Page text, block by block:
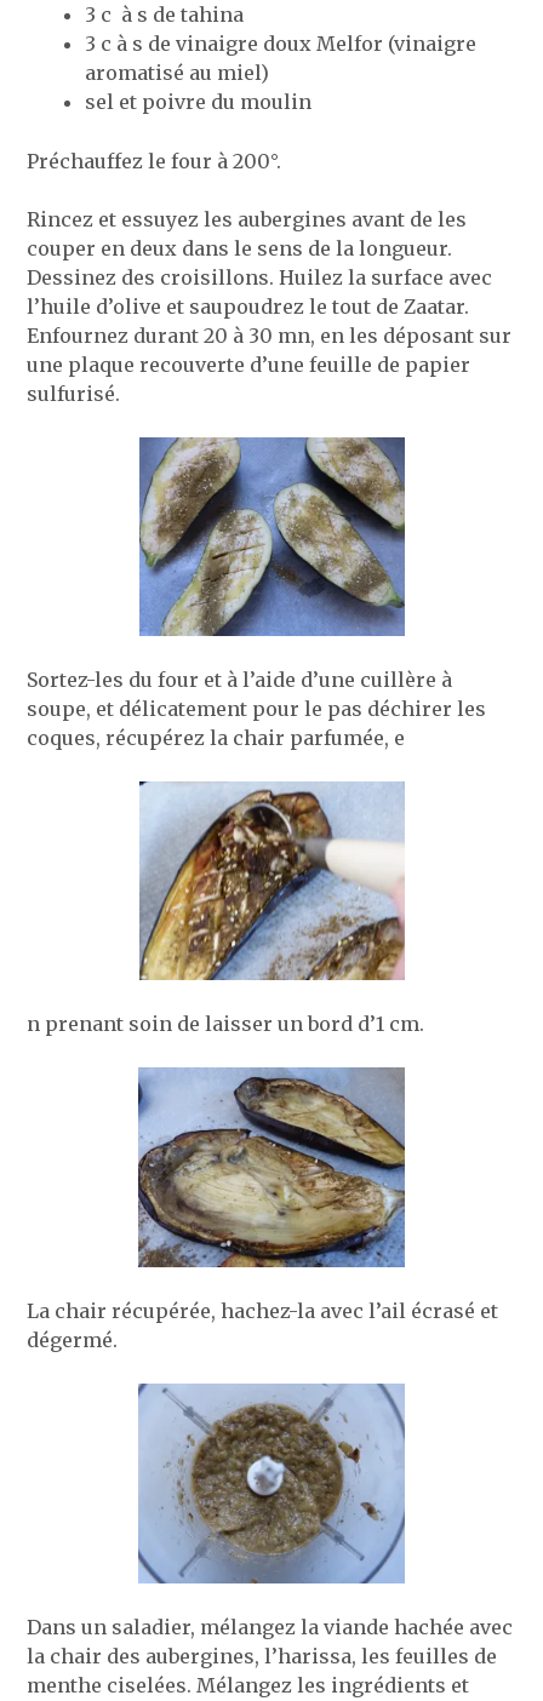
3 c à s de tahina
3 c à s de vinaigre doux Melfor (vinaigre
aromatisé au miel)
sel et poivre du moulin
Préchauffez le four à 200°.
Rincez et essuyez les aubergines avant de les
couper en deux dans le sens de la longueur.
Dessinez des croisillons. Huilez la surface avec
l’huile d’olive et saupoudrez le tout de Zaatar.
Enfournez durant 20 à 30 mn, en les déposant sur
une plaque recouverte d’une feuille de papier
sulfurisé.
Sortez-les du four et à l’aide d’une cuillère à
soupe, et délicatement pour le pas déchirer les
coques, récupérez la chair parfumée, e
n prenant soin de laisser un bord d’1 cm.
La chair récupérée, hachez-la avec l’ail écrasé et
dégermé.
Dans un saladier, mélangez la viande hachée avec
la chair des aubergines, l’harissa, les feuilles de
menthe ciselées. Mélangez les ingrédients et